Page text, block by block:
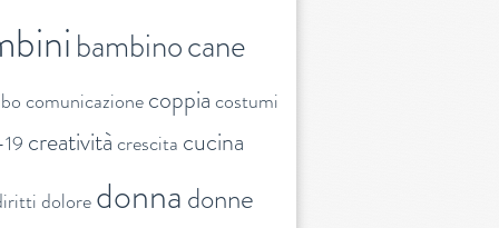
bambinocane
comunicazionecoppia costumi
creatività crescita cucina
doloredonnadonne